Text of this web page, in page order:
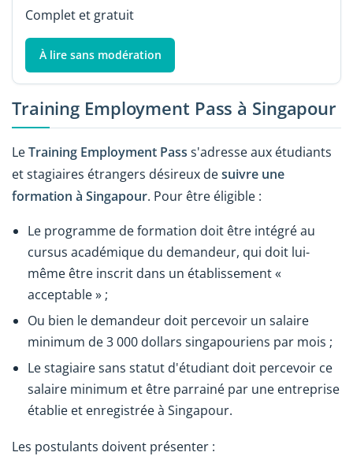
Complet et gratuit
À lire sans modération
Training Employment Pass à Singapour
LeTraining Employment Pass s'adresse aux étudiants
et stagiaires étrangers désireux desuivre une
formation à Singapour. Pour être éligible :
Le programme de formation doit être intégré au
cursus académique du demandeur, qui doit lui-
même être inscrit dans un établissement «
acceptable » ;
Ou bien le demandeur doit percevoir un salaire
minimum de 3 000 dollars singapouriens par mois ;
Le stagiaire sans statut d'étudiant doit percevoir ce
salaire minimum et être parrainé par une entreprise
établie et enregistrée à Singapour.
Les postulants doivent présenter :